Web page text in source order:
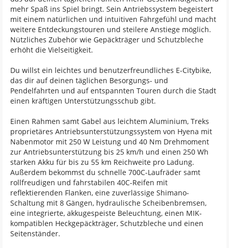
mehr Spaß ins Spiel bringt. Sein Antriebssystem begeistert
mit einem natürlichen und intuitiven Fahrgefühl und macht
weitere Entdeckungstouren und steilere Anstiege möglich.
Nützliches Zubehör wie Gepäckträger und Schutzbleche
erhöht die Vielseitigkeit.
Du willst ein leichtes und benutzerfreundliches E-Citybike,
das dir auf deinen täglichen Besorgungs- und
Pendelfahrten und auf entspannten Touren durch die Stadt
einen kräftigen Unterstützungsschub gibt.
Einen Rahmen samt Gabel aus leichtem Aluminium, Treks
proprietäres Antriebsunterstützungssystem von Hyena mit
Nabenmotor mit 250 W Leistung und 40 Nm Drehmoment
zur Antriebsunterstützung bis 25 km/h und einen 250 Wh
starken Akku für bis zu 55 km Reichweite pro Ladung.
Außerdem bekommst du schnelle 700C-Laufräder samt
rollfreudigen und fahrstabilen 40C-Reifen mit
reflektierenden Flanken, eine zuverlässige Shimano-
Schaltung mit 8 Gängen, hydraulische Scheibenbremsen,
eine integrierte, akkugespeiste Beleuchtung, einen MIK-
kompatiblen Heckgepäckträger, Schutzbleche und einen
Seitenständer.